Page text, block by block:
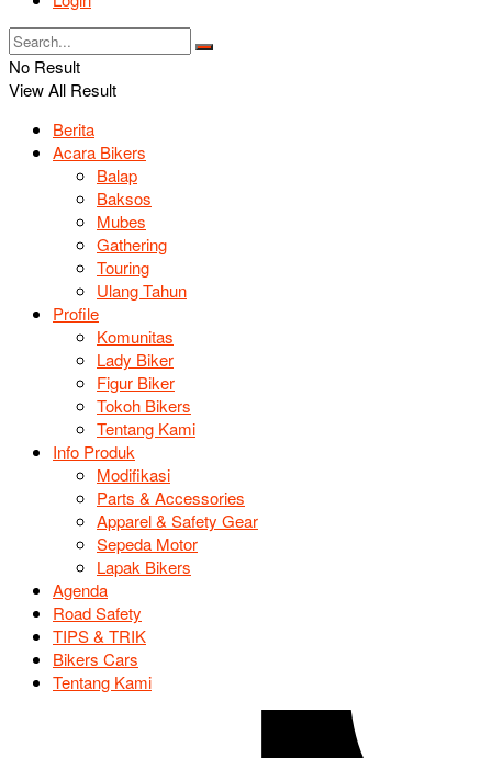
No Result
View All Result
Berita
Acara Bikers
Balap
Baksos
Mubes
Gathering
Touring
Ulang Tahun
Profile
Komunitas
Lady Biker
Figur Biker
Tokoh Bikers
Tentang Kami
Info Produk
Modifikasi
Parts & Accessories
Apparel & Safety Gear
Sepeda Motor
Lapak Bikers
Agenda
Road Safety
TIPS & TRIK
Bikers Cars
Tentang Kami